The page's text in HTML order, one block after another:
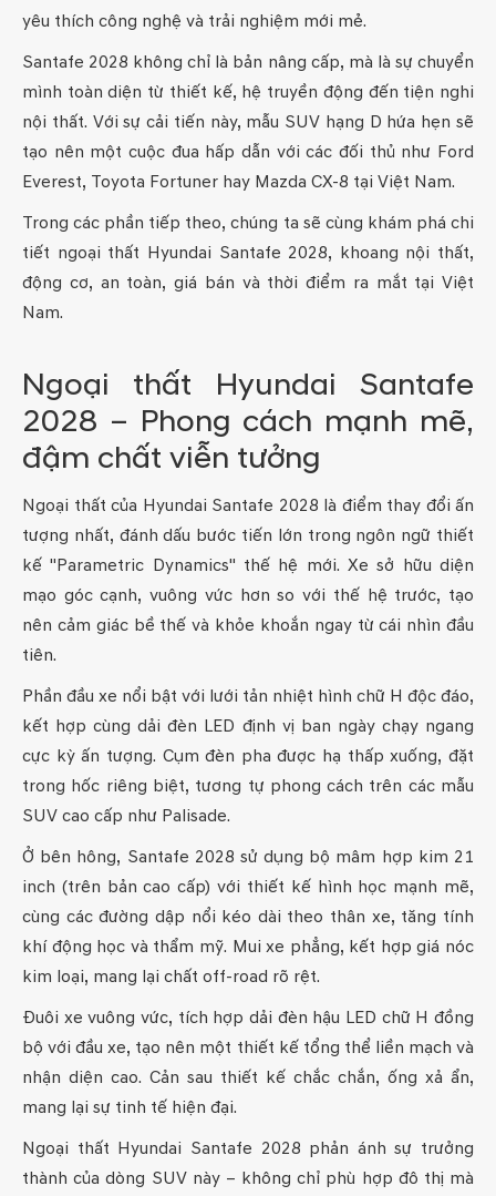
yêu thích công nghệ và trải nghiệm mới mẻ.
Santafe 2028 không chỉ là bản nâng cấp, mà là sự chuyển
mình toàn diện từ thiết kế, hệ truyền động đến tiện nghi
nội thất. Với sự cải tiến này, mẫu SUV hạng D hứa hẹn sẽ
tạo nên một cuộc đua hấp dẫn với các đối thủ như Ford
Everest, Toyota Fortuner hay Mazda CX-8 tại Việt Nam.
Trong các phần tiếp theo, chúng ta sẽ cùng khám phá chi
tiết ngoại thất Hyundai Santafe 2028, khoang nội thất,
động cơ, an toàn, giá bán và thời điểm ra mắt tại Việt
Nam.
Ngoại thất Hyundai Santafe
2028 – Phong cách mạnh mẽ,
đậm chất viễn tưởng
Ngoại thất của Hyundai Santafe 2028 là điểm thay đổi ấn
tượng nhất, đánh dấu bước tiến lớn trong ngôn ngữ thiết
kế "Parametric Dynamics" thế hệ mới. Xe sở hữu diện
mạo góc cạnh, vuông vức hơn so với thế hệ trước, tạo
nên cảm giác bề thế và khỏe khoắn ngay từ cái nhìn đầu
tiên.
Phần đầu xe nổi bật với lưới tản nhiệt hình chữ H độc đáo,
kết hợp cùng dải đèn LED định vị ban ngày chạy ngang
cực kỳ ấn tượng. Cụm đèn pha được hạ thấp xuống, đặt
trong hốc riêng biệt, tương tự phong cách trên các mẫu
SUV cao cấp như Palisade.
Ở bên hông, Santafe 2028 sử dụng bộ mâm hợp kim 21
inch (trên bản cao cấp) với thiết kế hình học mạnh mẽ,
cùng các đường dập nổi kéo dài theo thân xe, tăng tính
khí động học và thẩm mỹ. Mui xe phẳng, kết hợp giá nóc
kim loại, mang lại chất off-road rõ rệt.
Đuôi xe vuông vức, tích hợp dải đèn hậu LED chữ H đồng
bộ với đầu xe, tạo nên một thiết kế tổng thể liền mạch và
nhận diện cao. Cản sau thiết kế chắc chắn, ống xả ẩn,
mang lại sự tinh tế hiện đại.
Ngoại thất Hyundai Santafe 2028 phản ánh sự trưởng
thành của dòng SUV này – không chỉ phù hợp đô thị mà